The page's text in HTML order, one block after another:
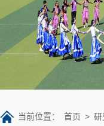
当前位置： 首页 > 研